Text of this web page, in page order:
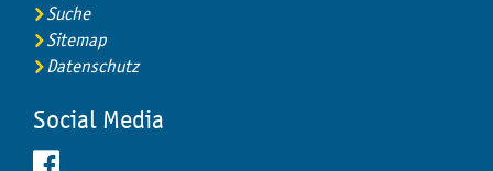
Suche
Sitemap
Datenschutz
Social Media